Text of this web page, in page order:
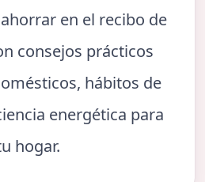
en el recibo de
consejos prácticos
hábitos de
energética para
hogar.